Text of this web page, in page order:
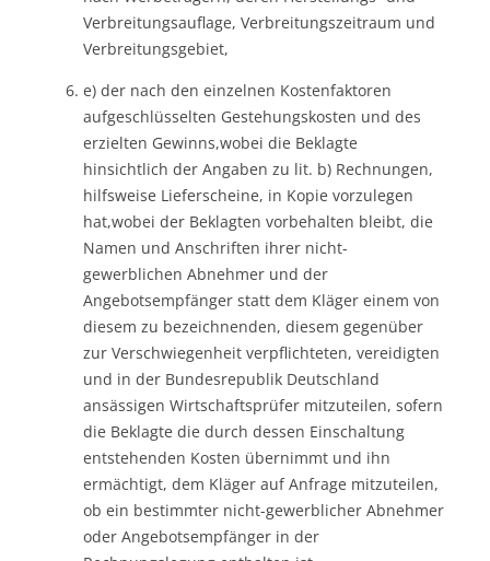
Verbreitungsauflage, Verbreitungszeitraum und
Verbreitungsgebiet,
e) der nach den einzelnen Kostenfaktoren
aufgeschlüsselten Gestehungskosten und des
erzielten Gewinns,wobei die Beklagte
hinsichtlich der Angaben zu lit. b) Rechnungen,
hilfsweise Lieferscheine, in Kopie vorzulegen
hat,wobei der Beklagten vorbehalten bleibt, die
Namen und Anschriften ihrer nicht-
gewerblichen Abnehmer und der
Angebotsempfänger statt dem Kläger einem von
diesem zu bezeichnenden, diesem gegenüber
zur Verschwiegenheit verpflichteten, vereidigten
und in der Bundesrepublik Deutschland
ansässigen Wirtschaftsprüfer mitzuteilen, sofern
die Beklagte die durch dessen Einschaltung
entstehenden Kosten übernimmt und ihn
ermächtigt, dem Kläger auf Anfrage mitzuteilen,
ob ein bestimmter nicht-gewerblicher Abnehmer
oder Angebotsempfänger in der